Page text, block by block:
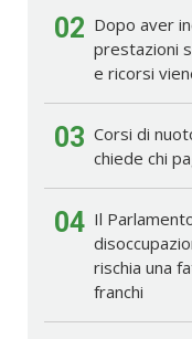
02 Dopo aver
prestazioni
e ricorsi
03 Corsi di
chiede chi
04 Il
rischia una
franchi